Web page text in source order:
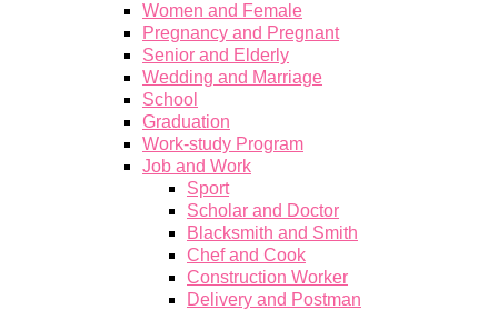
Women and Female
Pregnancy and Pregnant
Senior and Elderly
Wedding and Marriage
School
Graduation
Work-study Program
Job and Work
Sport
Scholar and Doctor
Blacksmith and Smith
Chef and Cook
Construction Worker
Delivery and Postman